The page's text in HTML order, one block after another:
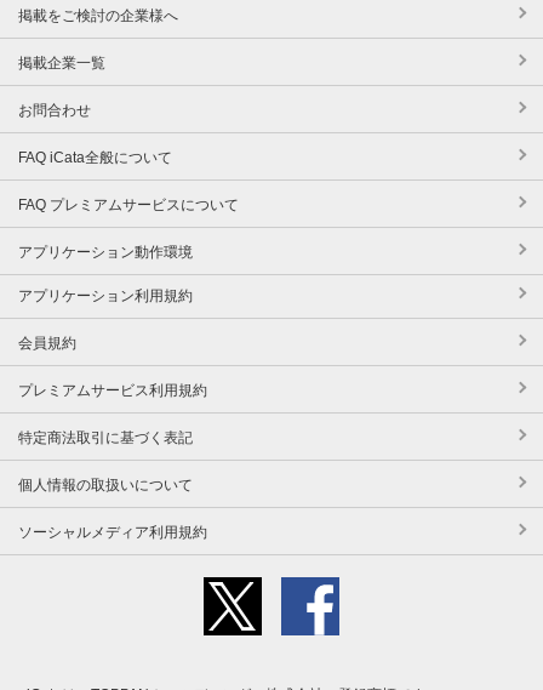
掲載をご検討の企業様へ
掲載企業一覧
お問合わせ
FAQ iCata全般について
FAQ プレミアムサービスについて
アプリケーション動作環境
アプリケーション利用規約
会員規約
プレミアムサービス利用規約
特定商法取引に基づく表記
個人情報の取扱いについて
ソーシャルメディア利用規約